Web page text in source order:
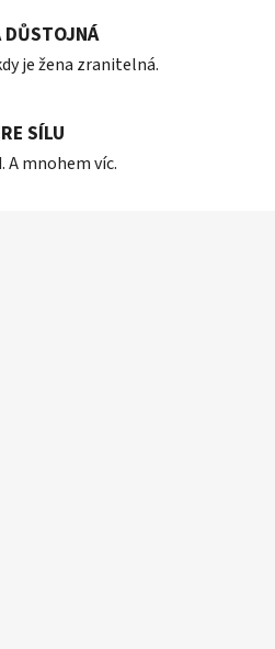
DŮSTOJNÁ
je žena zranitelná.
SÍLU
A mnohem víc.